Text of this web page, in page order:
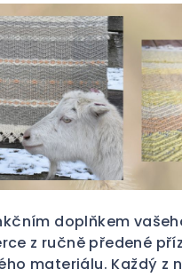
doplňkem
z ručně předené
materiálu. Každý z